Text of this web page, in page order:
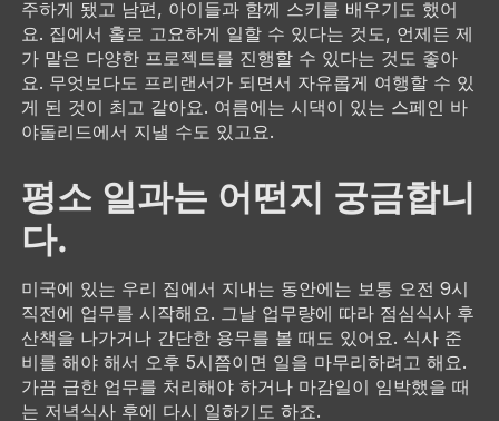
주하게 됐고 남편, 아이들과 함께 스키를 배우기도 했어
요. 집에서 홀로 고요하게 일할 수 있다는 것도, 언제든 제
가 맡은 다양한 프로젝트를 진행할 수 있다는 것도 좋아
요. 무엇보다도 프리랜서가 되면서 자유롭게 여행할 수 있
게 된 것이 최고 같아요. 여름에는 시댁이 있는 스페인 바
야돌리드에서 지낼 수도 있고요.
평소 일과는 어떤지 궁금합니
다.
미국에 있는 우리 집에서 지내는 동안에는 보통 오전 9시
직전에 업무를 시작해요. 그날 업무량에 따라 점심식사 후
산책을 나가거나 간단한 용무를 볼 때도 있어요. 식사 준
비를 해야 해서 오후 5시쯤이면 일을 마무리하려고 해요.
가끔 급한 업무를 처리해야 하거나 마감일이 임박했을 때
는 저녁식사 후에 다시 일하기도 하죠.